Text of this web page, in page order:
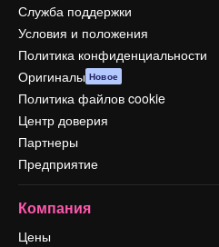
Служба поддержки
Условия и положения
Политика конфиденциальности
Оригиналы Новое
Политика файлов cookie
Центр доверия
Партнеры
Предприятие
Компания
Цены